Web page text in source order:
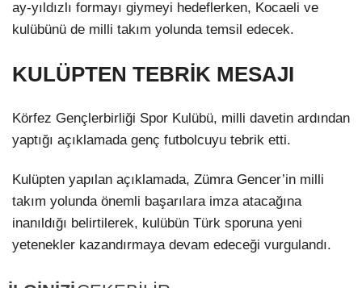
ay-yıldızlı formayı giymeyi hedeflerken, Kocaeli ve
kulübünü de milli takım yolunda temsil edecek.
KULÜPTEN TEBRİK MESAJI
Körfez Gençlerbirliği Spor Kulübü, milli davetin ardından
yaptığı açıklamada genç futbolcuyu tebrik etti.
Kulüpten yapılan açıklamada, Zümra Gencer’in milli
takım yolunda önemli başarılara imza atacağına
inanıldığı belirtilerek, kulübün Türk sporuna yeni
yetenekler kazandırmaya devam edeceği vurgulandı.